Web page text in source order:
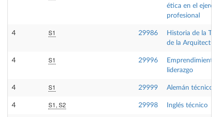
ética en el
profesional
4 S1 29986
Historia de la
de la
4 S1 29996
Emprendimiento
liderazgo
4 S1 29999 Alemán técnico
4 S1, S2 29998 Inglés técnico